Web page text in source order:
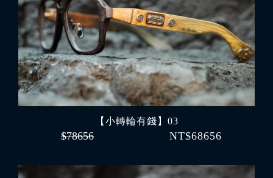
【小轉輪有錢】03
$78656 NT$68656